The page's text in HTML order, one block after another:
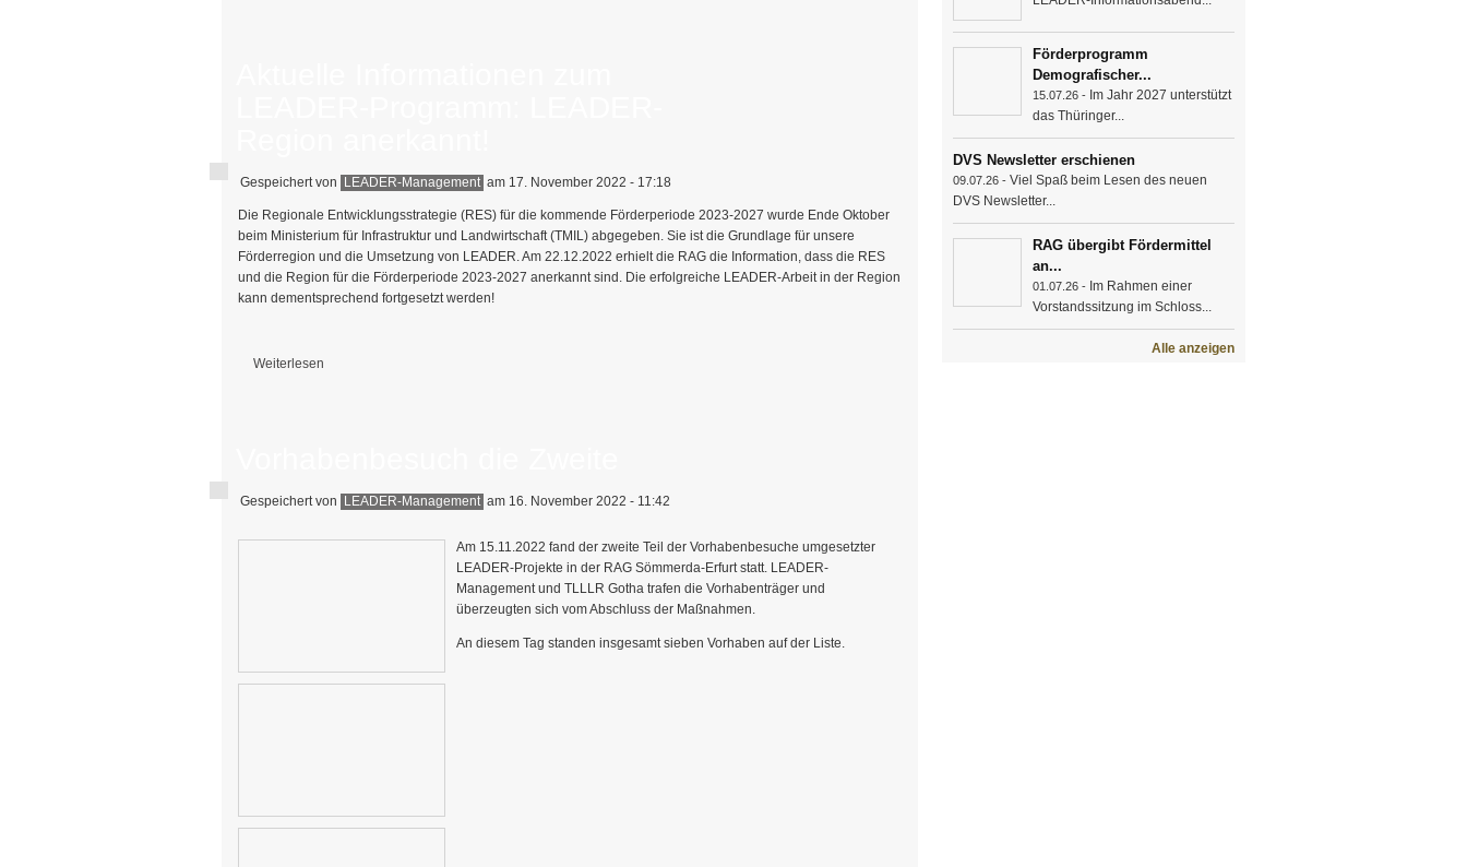
Förderprogramm
Demografischer...
15.07.26 - Im Jahr 2027 unterstützt
das Thüringer...
DVS Newsletter erschienen
09.07.26 - Viel Spaß beim Lesen des neuen
DVS Newsletter...
RAG übergibt Fördermittel
an...
01.07.26 - Im Rahmen einer
Vorstandssitzung im Schloss...
Alle anzeigen
Gespeichert von LEADER-Management am 17. November 2022 - 17:18
Die Regionale Entwicklungsstrategie (RES) für die kommende Förderperiode 2023-2027 wurde Ende Oktober
beim Ministerium für Infrastruktur und Landwirtschaft (TMIL) abgegeben. Sie ist die Grundlage für unsere
Förderregion und die Umsetzung von LEADER. Am 22.12.2022 erhielt die RAG die Information, dass die RES
und die Region für die Förderperiode 2023-2027 anerkannt sind. Die erfolgreiche LEADER-Arbeit in der Region
kann dementsprechend fortgesetzt werden!
Weiterlesen
Gespeichert von LEADER-Management am 16. November 2022 - 11:42
Am 15.11.2022 fand der zweite Teil der Vorhabenbesuche umgesetzter
LEADER-Projekte in der RAG Sömmerda-Erfurt statt. LEADER-
Management und TLLLR Gotha trafen die Vorhabenträger und
überzeugten sich vom Abschluss der Maßnahmen.
An diesem Tag standen insgesamt sieben Vorhaben auf der Liste.